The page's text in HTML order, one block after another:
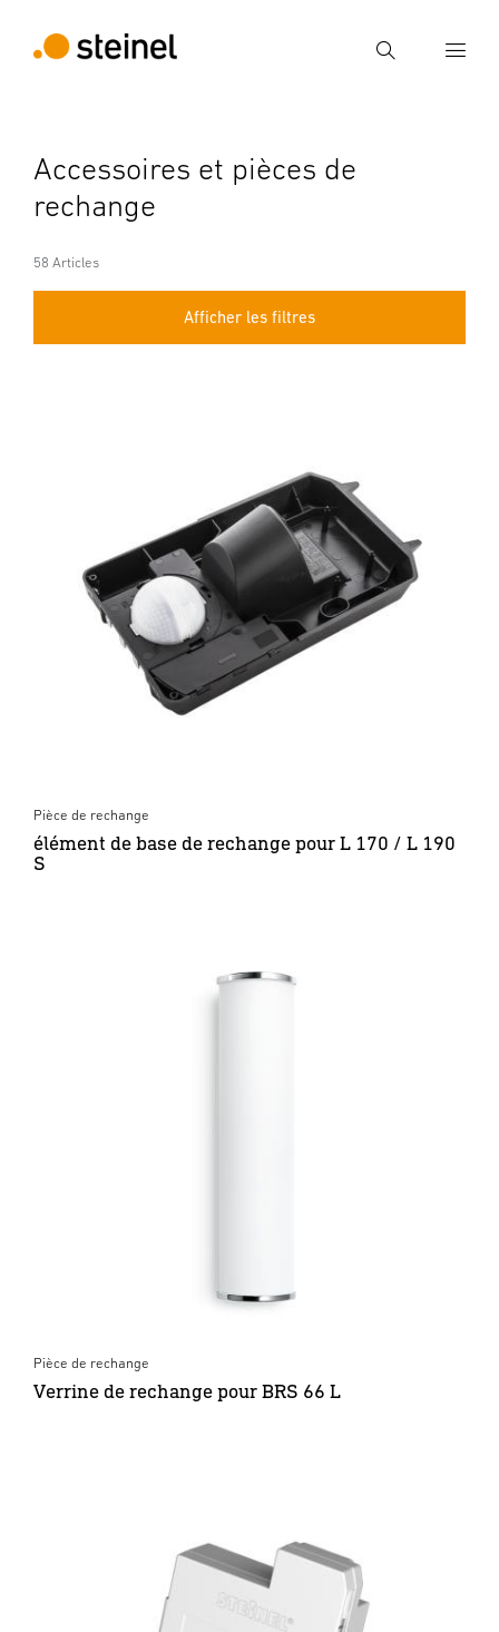
Recherche
Recherche
Accessoires et pièces de
rechange
58 Articles
Afficher les filtres
Pièce de rechange
élément de base de rechange pour L 170 / L 190
S
Pièce de rechange
Verrine de rechange pour BRS 66 L